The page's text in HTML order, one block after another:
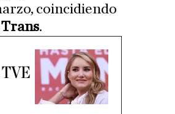
coincidiendo
.